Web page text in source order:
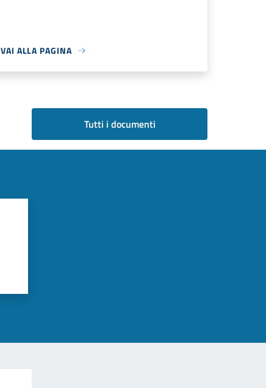
VAI ALLA PAGINA
Tutti i documenti